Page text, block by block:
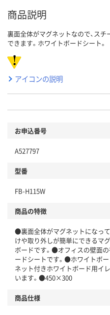
商品説明
裏面全体がマグネットなので、ス
できます。ホワイトボードシート。
アイコンの説明
お申込番号
A527797
型番
FB-H115W
商品の特徴
●裏面全体がマグネットになっ
けや取り外しが簡単にできるマ
ボードです。●オフィスの壁面
ードシートです。●ホワイトボー
ネット付きホワイトボード用イ
います。●450×300
商品仕様